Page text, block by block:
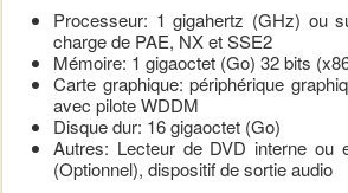
Processeur: 1 gigahertz (GHz) ou
charge de PAE, NX et SSE2
Mémoire: 1 gigaoctet (Go) 32 bits
Carte graphique: périphérique
avec pilote WDDM
Disque dur: 16gigaoctet (Go)
Autres: Lecteur de DVD interne ou
(Optionnel), dispositif de sortie audio